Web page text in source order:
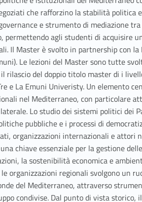
che rafforzino la stabilità politica
e strumento di mediazione
agli studenti di acquisire
Il Master è svolto in partnership con la
Le lezioni del Master sono tutte
rilascio del doppio titolo master di i
e La Emuni Univeristy. Un elemento
nel Mediterraneo, con particolare
Lo studio dei sistemi politici dei
pubbliche e i processi di
organizzazioni internazionali e attori
chiave essenziale per la gestione
la sostenibilità economica e
organizzazioni regionali svolgono un
del Mediterraneo, attraverso
condivise. Dal punto di vista storico,